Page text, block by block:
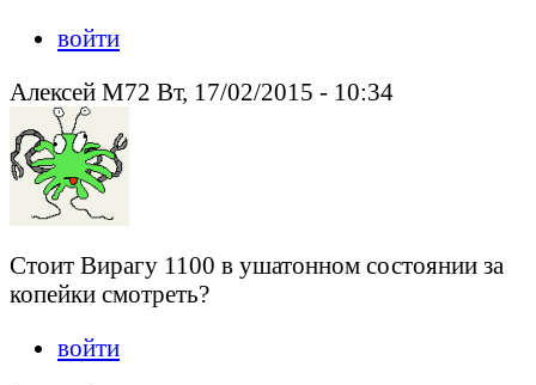
войти
Алексей М72 Вт, 17/02/2015 - 10:34
Стоит Вирагу 1100 в ушатонном состоянии за
копейки смотреть?
войти